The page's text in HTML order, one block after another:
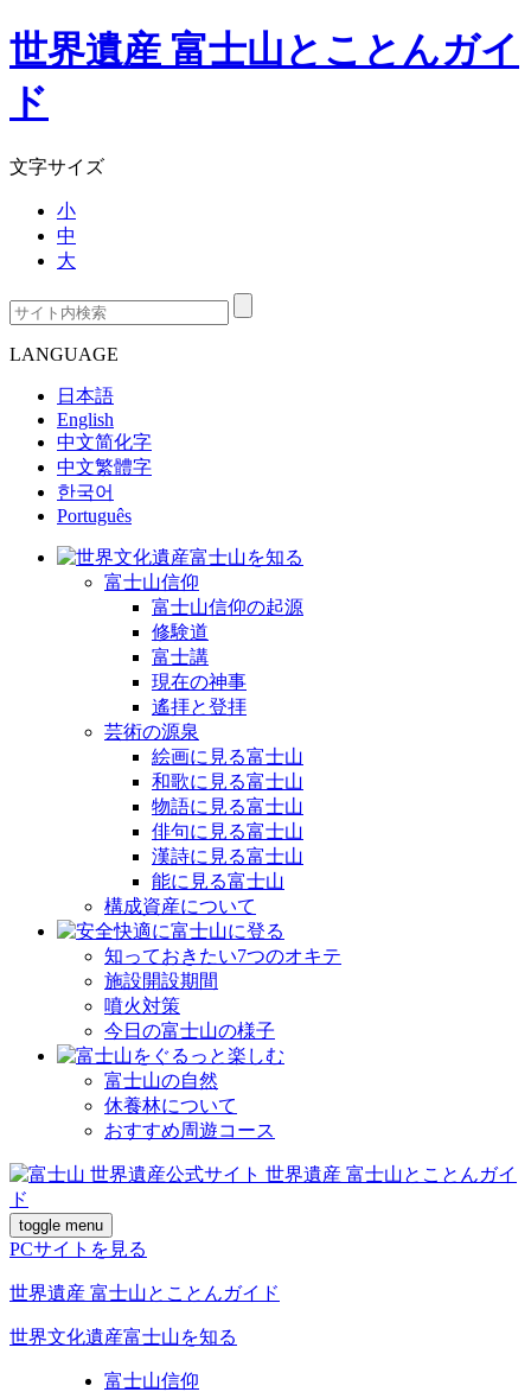
世界遺産 富士山とことんガイ
ド
文字サイズ
小
中
大
LANGUAGE
日本語
English
中文简化字
中文繁體字
한국어
Português
富士山信仰
富士山信仰の起源
修験道
富士講
現在の神事
遙拝と登拝
芸術の源泉
絵画に見る富士山
和歌に見る富士山
物語に見る富士山
俳句に見る富士山
漢詩に見る富士山
能に見る富士山
構成資産について
知っておきたい7つのオキテ
施設開設期間
噴火対策
今日の富士山の様子
富士山の自然
休養林について
おすすめ周遊コース
toggle menu
PCサイトを見る
世界遺産 富士山とことんガイド
世界文化遺産富士山を知る
富士山信仰